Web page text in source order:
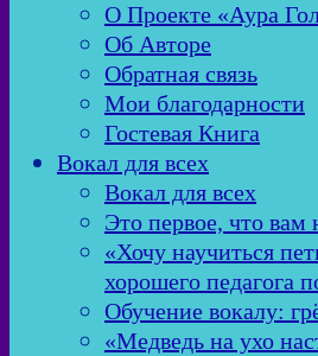
О Проекте «Аура
Об Авторе
Обратная связь
Мои благодарности
Гостевая Книга
Вокал для всех
Вокал для всех
Это первое, что вам
«Хочу научиться
хорошего педагога
Обучение вокалу:
«Медведь на ухо